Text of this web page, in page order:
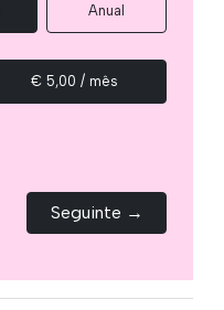
Anual
€ 5,00 / mês
Seguinte →